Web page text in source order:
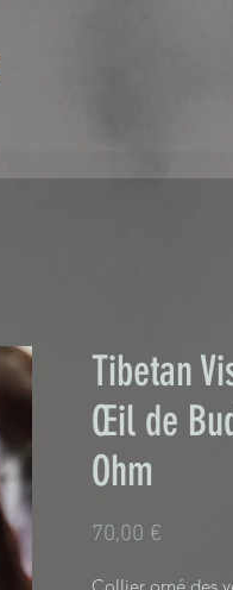
Tibetan
Œil de
Ohm
70,00 €